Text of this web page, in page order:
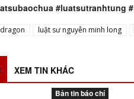
#luatsutranhtung
luật sư nguyễn minh long
XEM TIN KHÁC
Bản tin báo chí